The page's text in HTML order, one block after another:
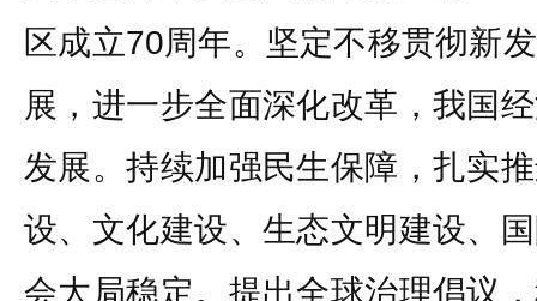
区成立70周年。坚定不移贯彻新
展，进一步全面深化改革，我国
发展。持续加强民生保障，扎实
设、文化建设、生态文明建设、
会大局稳定。提出全球治理倡议